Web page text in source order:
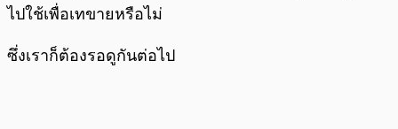
ไปใช้เพื่อเทขายหรือไม่
ซึ่งเราก็ต้องรอดูกันต่อไป